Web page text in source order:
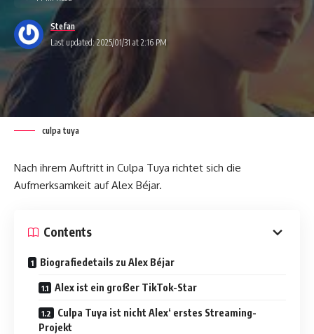
Last updated: 2025/01/31 at 2:16 PM
Stefan
culpa tuya
Nach ihrem Auftritt in Culpa Tuya richtet sich die
Aufmerksamkeit auf Alex Béjar.
Contents
Biografiedetails zu Alex Béjar
Alex ist ein großer TikTok-Star
Culpa Tuya ist nicht Alex‘ erstes Streaming-
Projekt